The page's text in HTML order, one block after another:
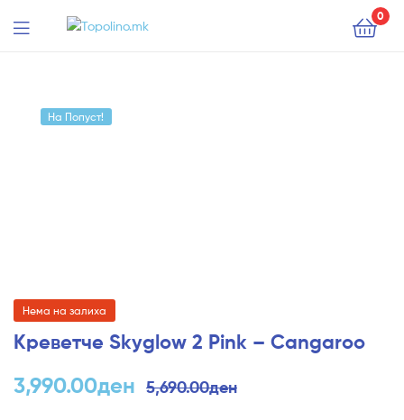
0
Menu
На Попуст!
Нема на залиха
Креветче Skyglow 2 Pink – Cangaroo
5,690.00ден
Original
3,990.00ден
Current